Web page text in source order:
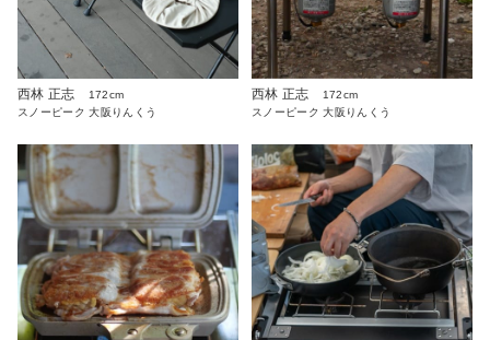
西林 正志
172cm
スノーピーク 大阪りんくう
西林 正志
172cm
スノーピーク 大阪りんくう